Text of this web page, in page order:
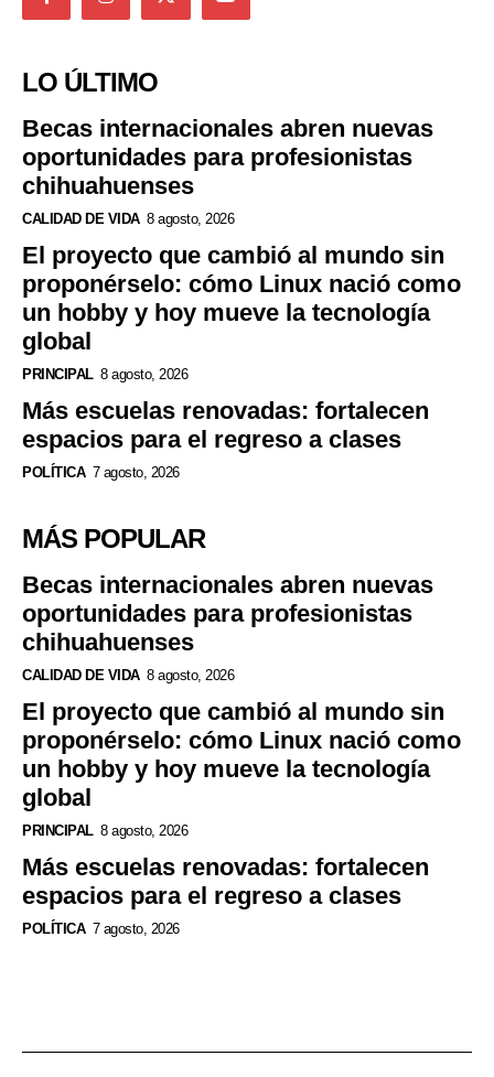
LO ÚLTIMO
Becas internacionales abren nuevas
oportunidades para profesionistas
chihuahuenses
CALIDAD DE VIDA 8 agosto, 2026
El proyecto que cambió al mundo sin
proponérselo: cómo Linux nació como
un hobby y hoy mueve la tecnología
global
PRINCIPAL 8 agosto, 2026
Más escuelas renovadas: fortalecen
espacios para el regreso a clases
POLÍTICA 7 agosto, 2026
MÁS POPULAR
Becas internacionales abren nuevas
oportunidades para profesionistas
chihuahuenses
CALIDAD DE VIDA 8 agosto, 2026
El proyecto que cambió al mundo sin
proponérselo: cómo Linux nació como
un hobby y hoy mueve la tecnología
global
PRINCIPAL 8 agosto, 2026
Más escuelas renovadas: fortalecen
espacios para el regreso a clases
POLÍTICA 7 agosto, 2026